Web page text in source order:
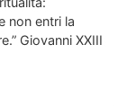
non entri la
Giovanni XXIII